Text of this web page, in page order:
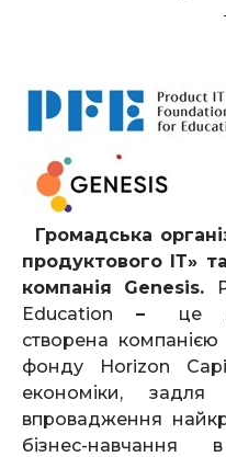
Громадська
компанія Genesis.
Education – це
створена
фонду Horizon
економіки, задля
впровадження
бізнес-навчання